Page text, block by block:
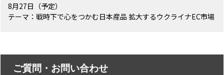
8月27日（予定）
テーマ：戦時下で心をつかむ日本産品 拡大するウクライナEC市場
ご質問・お問い合わせ